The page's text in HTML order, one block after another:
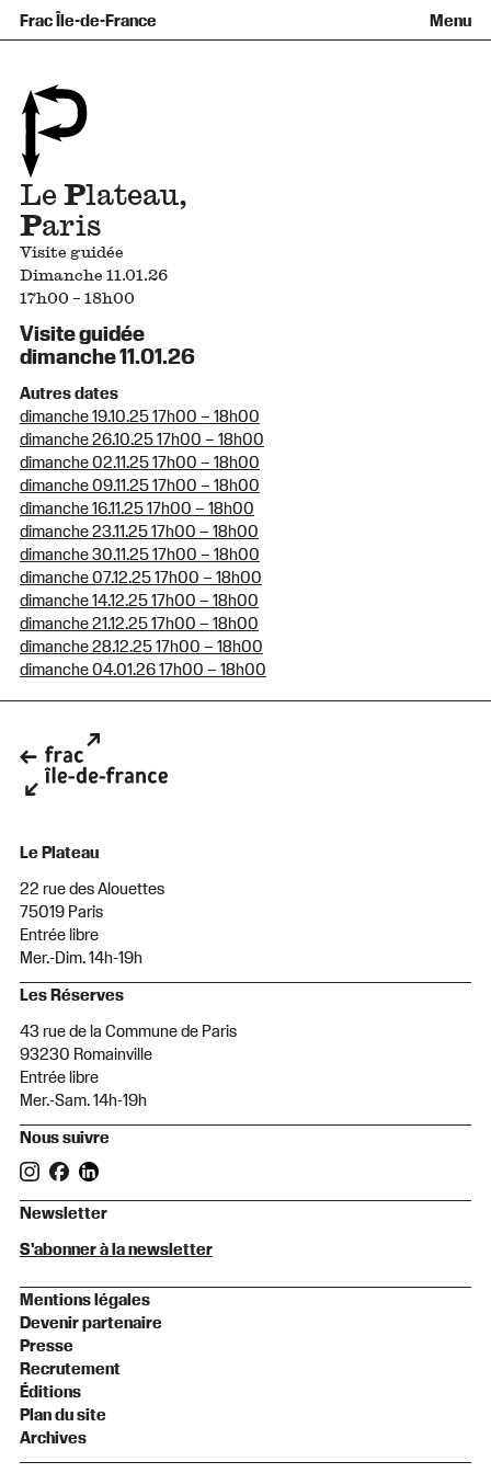
Frac Île-de-France Menu
Qu’est-ce qu’un Frac ?
Prêts d’œuvres
Informations pratiques
Venir au Frac
Familles et enfants
Groupes
Espaces de pratique libre
Accessibilité
+Aa-
LePlateau,
Paris
Visite guidée
Dimanche 11.01.26
17h00 – 18h00
Visite guidée
dimanche 11.01.26
Autres dates
dimanche 19.10.25 17h00 – 18h00
dimanche 26.10.25 17h00 – 18h00
dimanche 02.11.25 17h00 – 18h00
dimanche 09.11.25 17h00 – 18h00
dimanche 16.11.25 17h00 – 18h00
dimanche 23.11.25 17h00 – 18h00
dimanche 30.11.25 17h00 – 18h00
dimanche 07.12.25 17h00 – 18h00
dimanche 14.12.25 17h00 – 18h00
dimanche 21.12.25 17h00 – 18h00
dimanche 28.12.25 17h00 – 18h00
dimanche 04.01.26 17h00 – 18h00
Le Plateau
22 rue des Alouettes
75019 Paris
Entrée libre
Mer.-Dim. 14h-19h
Les Réserves
43 rue de la Commune de Paris
93230 Romainville
Entrée libre
Mer.-Sam. 14h-19h
Nous suivre
Newsletter
S'abonner à la newsletter
Mentions légales
Devenir partenaire
Presse
Recrutement
Éditions
Plan du site
Archives